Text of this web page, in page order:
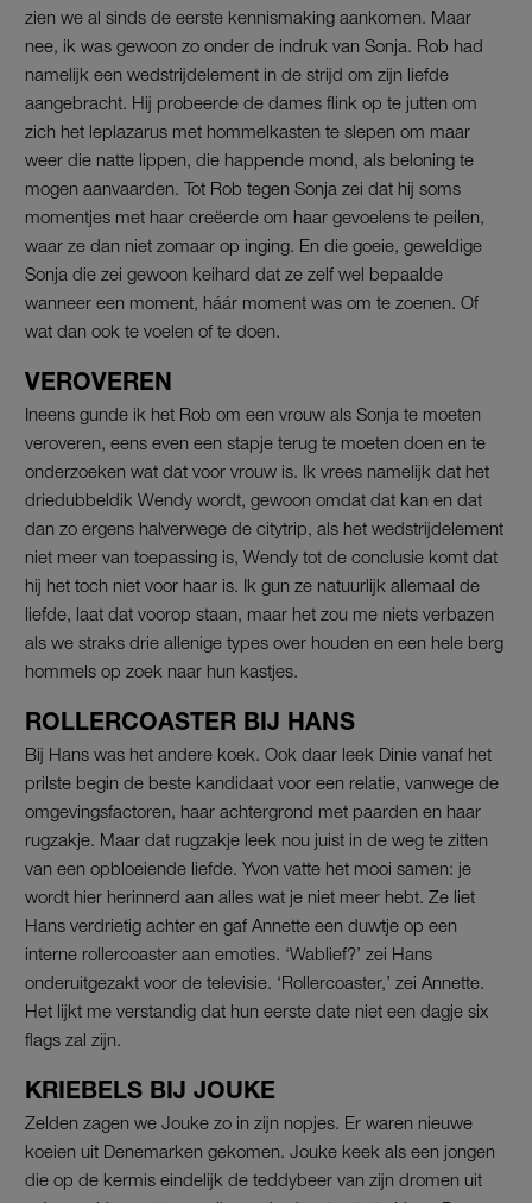
zien we al sinds de eerste kennismaking aankomen. Maar
nee, ik was gewoon zo onder de indruk van Sonja. Rob had
namelijk een wedstrijdelement in de strijd om zijn liefde
aangebracht. Hij probeerde de dames flink op te jutten om
zich het leplazarus met hommelkasten te slepen om maar
weer die natte lippen, die happende mond, als beloning te
mogen aanvaarden. Tot Rob tegen Sonja zei dat hij soms
momentjes met haar creëerde om haar gevoelens te peilen,
waar ze dan niet zomaar op inging. En die goeie, geweldige
Sonja die zei gewoon keihard dat ze zelf wel bepaalde
wanneer een moment, háár moment was om te zoenen. Of
wat dan ook te voelen of te doen.
VEROVEREN
Ineens gunde ik het Rob om een vrouw als Sonja te moeten
veroveren, eens even een stapje terug te moeten doen en te
onderzoeken wat dat voor vrouw is. Ik vrees namelijk dat het
driedubbeldik Wendy wordt, gewoon omdat dat kan en dat
dan zo ergens halverwege de citytrip, als het wedstrijdelement
niet meer van toepassing is, Wendy tot de conclusie komt dat
hij het toch niet voor haar is. Ik gun ze natuurlijk allemaal de
liefde, laat dat voorop staan, maar het zou me niets verbazen
als we straks drie allenige types over houden en een hele berg
hommels op zoek naar hun kastjes.
ROLLERCOASTER BIJ HANS
Bij Hans was het andere koek. Ook daar leek Dinie vanaf het
prilste begin de beste kandidaat voor een relatie, vanwege de
omgevingsfactoren, haar achtergrond met paarden en haar
rugzakje. Maar dat rugzakje leek nou juist in de weg te zitten
van een opbloeiende liefde. Yvon vatte het mooi samen: je
wordt hier herinnerd aan alles wat je niet meer hebt. Ze liet
Hans verdrietig achter en gaf Annette een duwtje op een
interne rollercoaster aan emoties. ‘Wablief?’ zei Hans
onderuitgezakt voor de televisie. ‘Rollercoaster,’ zei Annette.
Het lijkt me verstandig dat hun eerste date niet een dagje six
flags zal zijn.
KRIEBELS BIJ JOUKE
Zelden zagen we Jouke zo in zijn nopjes. Er waren nieuwe
koeien uit Denemarken gekomen. Jouke keek als een jongen
die op de kermis eindelijk de teddybeer van zijn dromen uit